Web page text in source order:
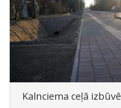
Kalnciema ceļā